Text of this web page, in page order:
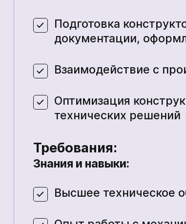
Подготовка
документации,
Взаимодействие с
Оптимизация
технических решений
Требования:
Знания и навыки:
Высшее техническое